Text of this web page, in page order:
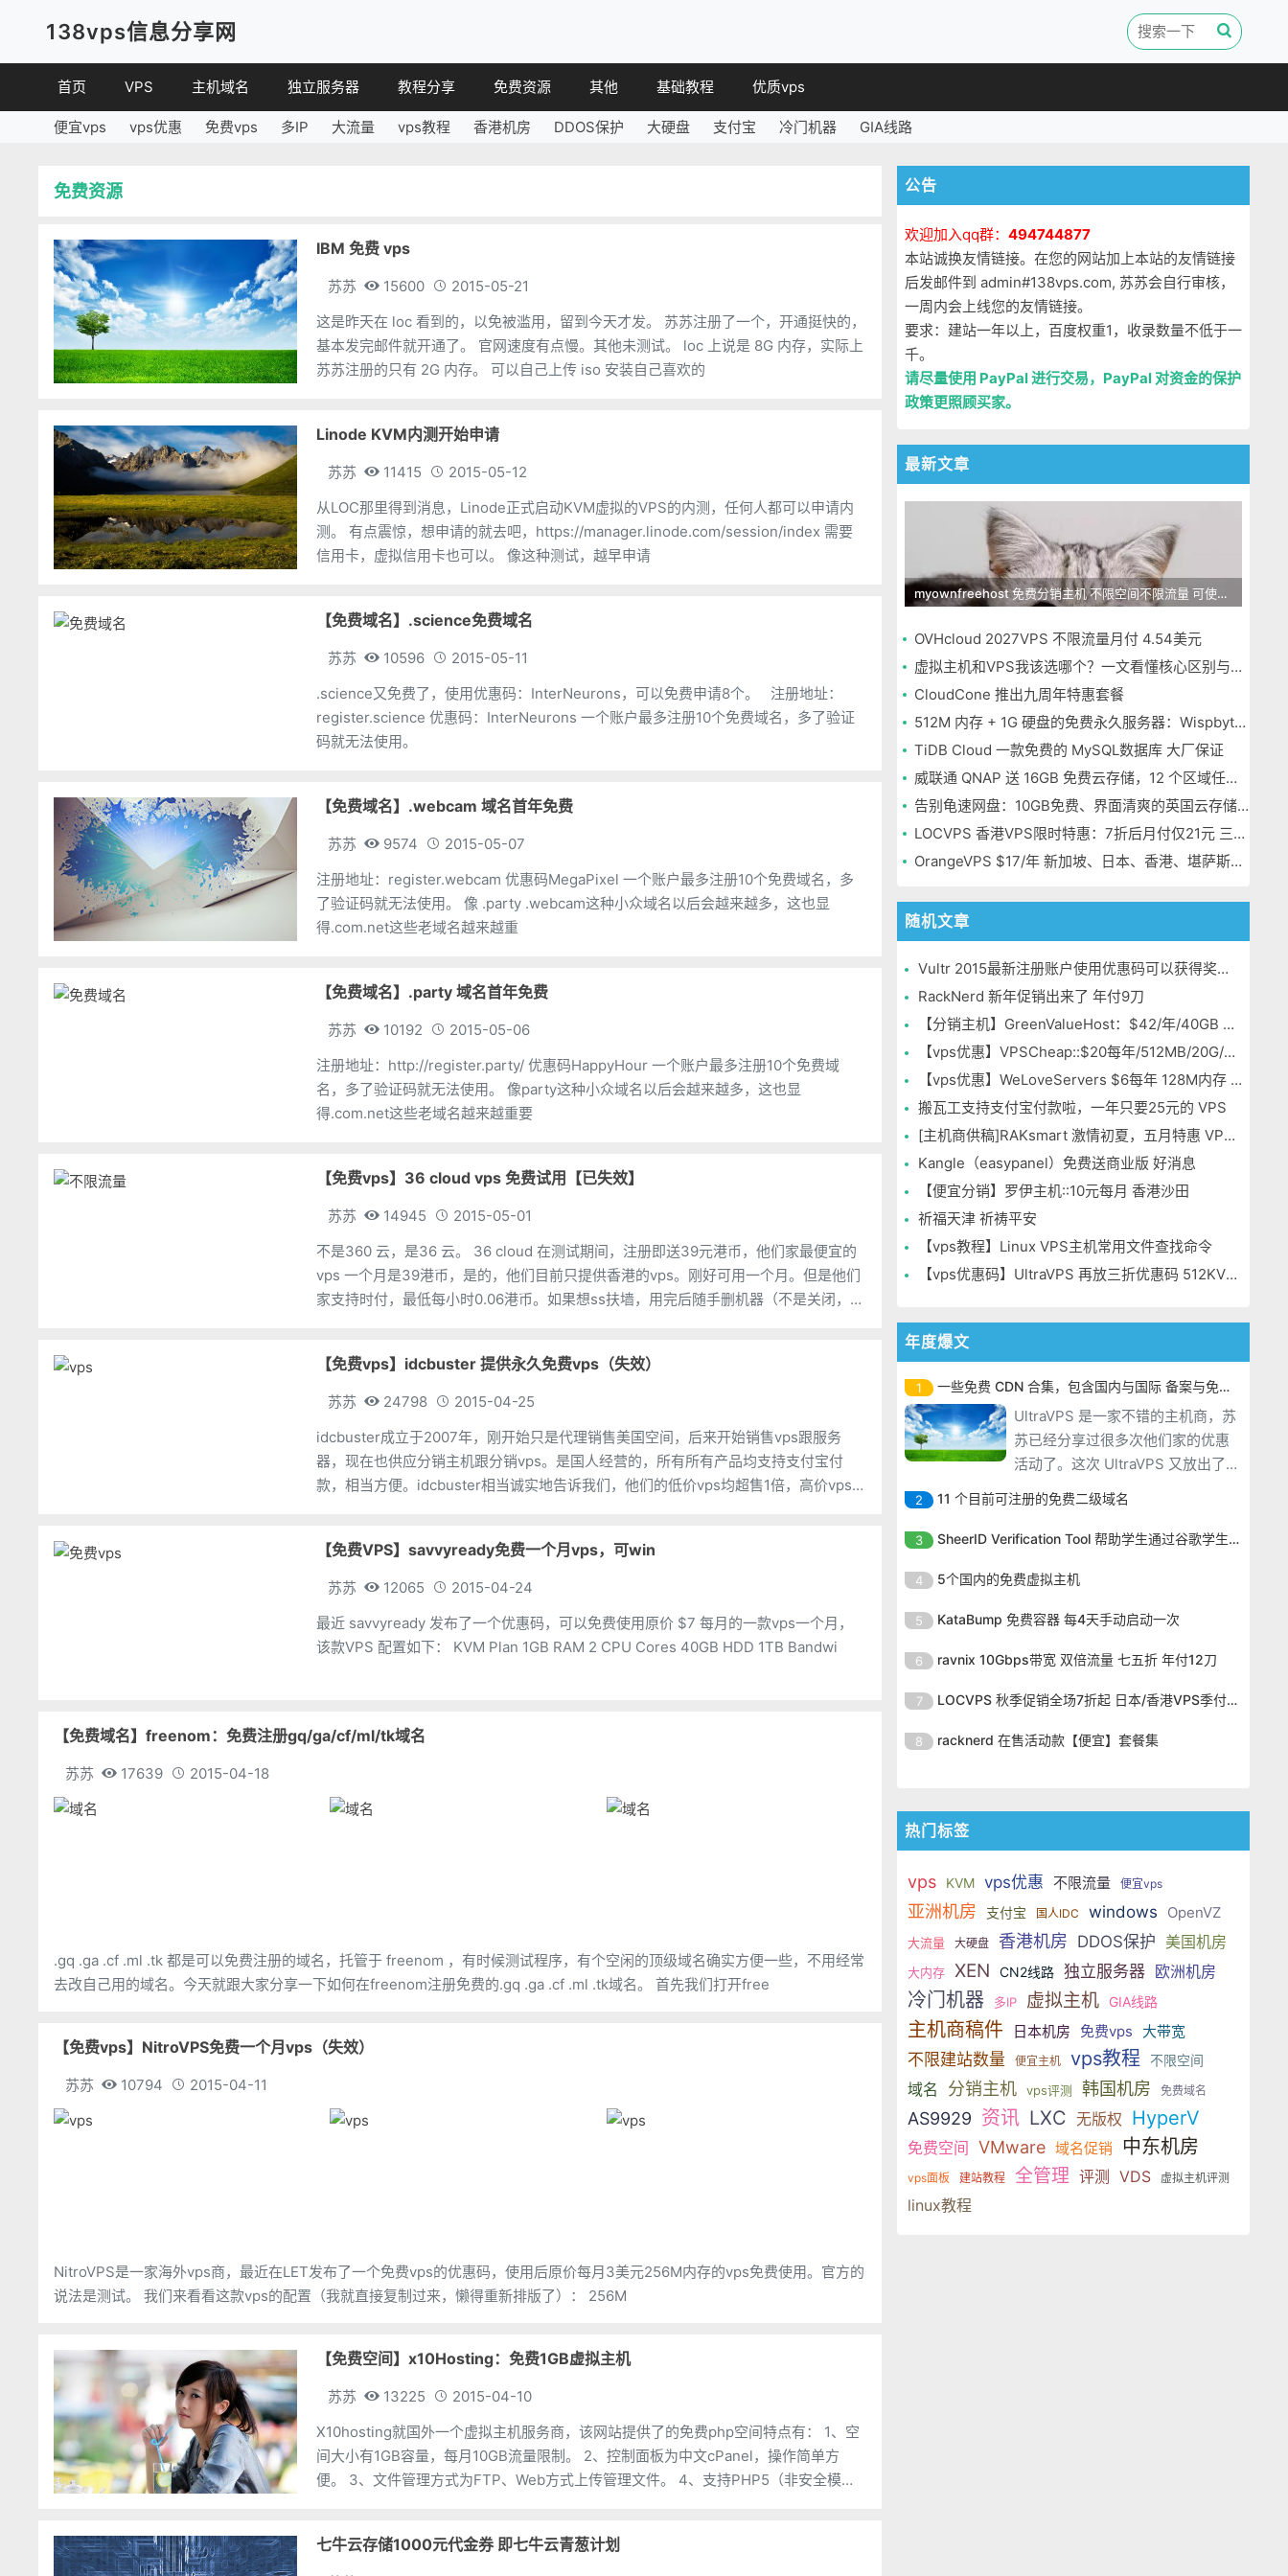
138vps信息分享网
首页 VPS
VPS优惠
VPS评测
主机域名
域名
独立服务器 教程分享
VPS教程
免费资源
免费空间
其他
简讯
基础教程 优质vps
便宜vps vps优惠 免费vps 多IP 大流量 vps教程 香港机房 DDOS保护 大硬盘 支付宝 冷门机器 GIA线路
免费资源
IBM 免费 vps
苏苏 15600
2015-05-21
这是昨天在 loc 看到的，以免被滥用，留到今天才发。 苏苏注册了一个，开通挺快的，
基本发完邮件就开通了。 官网速度有点慢。其他未测试。 loc 上说是 8G 内存，实际上
苏苏注册的只有 2G 内存。 可以自己上传 iso 安装自己喜欢的
Linode KVM内测开始申请
苏苏 11415
2015-05-12
从LOC那里得到消息，Linode正式启动KVM虚拟的VPS的内测，任何人都可以申请内
测。 有点震惊，想申请的就去吧，https://manager.linode.com/session/index 需要
信用卡，虚拟信用卡也可以。 像这种测试，越早申请
【免费域名】.science免费域名
苏苏 10596
2015-05-11
.science又免费了，使用优惠码：InterNeurons，可以免费申请8个。 注册地址：
register.science 优惠码：InterNeurons 一个账户最多注册10个免费域名，多了验证
码就无法使用。
【免费域名】.webcam 域名首年免费
苏苏 9574
2015-05-07
注册地址：register.webcam 优惠码MegaPixel 一个账户最多注册10个免费域名，多
了验证码就无法使用。 像 .party .webcam这种小众域名以后会越来越多，这也显
得.com.net这些老域名越来越重
【免费域名】.party 域名首年免费
苏苏 10192
2015-05-06
注册地址：http://register.party/ 优惠码HappyHour 一个账户最多注册10个免费域
名，多了验证码就无法使用。 像party这种小众域名以后会越来越多，这也显
得.com.net这些老域名越来越重要
【免费vps】36 cloud vps 免费试用【已失效】
苏苏 14945
2015-05-01
不是360 云，是36 云。 36 cloud 在测试期间，注册即送39元港币，他们家最便宜的
vps 一个月是39港币，是的，他们目前只提供香港的vps。刚好可用一个月。但是他们
家支持时付，最低每小时0.06港币。如果想ss扶墙，用完后随手删机器（不是关闭，删
【免费vps】idcbuster 提供永久免费vps（失效）
苏苏 24798
2015-04-25
idcbuster成立于2007年，刚开始只是代理销售美国空间，后来开始销售vps跟服务
器，现在也供应分销主机跟分销vps。是国人经营的，所有所有产品均支持支付宝付
款，相当方便。idcbuster相当诚实地告诉我们，他们的低价vps均超售1倍，高价vps
【免费VPS】savvyready免费一个月vps，可win
苏苏 12065
2015-04-24
最近 savvyready 发布了一个优惠码，可以免费使用原价 $7 每月的一款vps一个月，
该款VPS 配置如下： KVM Plan 1GB RAM 2 CPU Cores 40GB HDD 1TB Bandwi
【免费域名】freenom：免费注册gq/ga/cf/ml/tk域名
苏苏 17639 2015-04-18
.gq .ga .cf .ml .tk 都是可以免费注册的域名，托管于 freenom ，有时候测试程序，有个空闲的顶级域名确实方便一些，不用经常
去改自己用的域名。今天就跟大家分享一下如何在freenom注册免费的.gq .ga .cf .ml .tk域名。 首先我们打开free
【免费vps】NitroVPS免费一个月vps（失效）
苏苏 10794 2015-04-11
NitroVPS是一家海外vps商，最近在LET发布了一个免费vps的优惠码，使用后原价每月3美元256M内存的vps免费使用。官方的
说法是测试。 我们来看看这款vps的配置（我就直接复制过来，懒得重新排版了）： 256M
【免费空间】x10Hosting：免费1GB虚拟主机
苏苏 13225
2015-04-10
X10hosting就国外一个虚拟主机服务商，该网站提供了的免费php空间特点有： 1、空
间大小有1GB容量，每月10GB流量限制。 2、控制面板为中文cPanel，操作简单方
便。 3、文件管理方式为FTP、Web方式上传管理文件。 4、支持PHP5（非安全模
七牛云存储1000元代金券 即七牛云青葱计划
公告
欢迎加入qq群： 494744877
本站诚换友情链接。在您的网站加上本站的友情链接
后发邮件到 admin#138vps.com, 苏苏会自行审核，
一周内会上线您的友情链接。
要求：建站一年以上，百度权重1，收录数量不低于一
千。
请尽量使用 PayPal 进行交易，PayPal 对资金的保护
政策更照顾买家。
最新文章
myownfreehost 免费分销主机 不限空间不限流量 可使用免费域名申请
OVHcloud 2027VPS 不限流量月付 4.54美元
虚拟主机和VPS我该选哪个？一文看懂核心区别与选择指南
CloudCone 推出九周年特惠套餐
512M 内存 + 1G 硬盘的免费永久服务器：Wispbyte 上手
TiDB Cloud 一款免费的 MySQL数据库 大厂保证
威联通 QNAP 送 16GB 免费云存储，12 个区域任选，邮箱注册即可
告别龟速网盘：10GB免费、界面清爽的英国云存储Icedrive体验
LOCVPS 香港VPS限时特惠：7折后月付仅21元 三网优化BGP线路 可选原生IP
OrangeVPS $17/年 新加坡、日本、香港、堪萨斯机房
随机文章
Vultr 2015最新注册账户使用优惠码可以获得奖励20美元余额
RackNerd 新年促销出来了 年付9刀
【分销主机】GreenValueHost：$42/年/40GB SSD/1000GB/独立IP/无限SSL 多机房
【vps优惠】VPSCheap::$20每年/512MB/20G/SSD/无限 OpenVZ 芝加哥
【vps优惠】WeLoveServers $6每年 128M内存 1T流量
搬瓦工支持支付宝付款啦，一年只要25元的 VPS
[主机商供稿]RAKsmart 激情初夏，五月特惠 VPS年付低至163元 不限流量
Kangle（easypanel）免费送商业版 好消息
【便宜分销】罗伊主机::10元每月 香港沙田
祈福天津 祈祷平安
【vps教程】Linux VPS主机常用文件查找命令
【vps优惠码】UltraVPS 再放三折优惠码 512KVM年付12刀
年度爆文
1 一些免费 CDN 合集，包含国内与国际 备案与免备案
UltraVPS 是一家不错的主机商，苏
苏已经分享过很多次他们家的优惠
活动了。这次 UltraVPS 又放出了一
个三折优惠码，不同的是，没有双
IP 了，只有一个 IP，10刀双 IP 的
机器已经绝版了。 我们一起来看看
2 11 个目前可注册的免费二级域名
UltraVPS 是一家不错的主机商，苏
苏已经分享过很多次他们家的优惠
活动了。这次 UltraVPS 又放出了一
IP 了，只有一个 IP，10刀双 IP 的
这款 VPS 的配置： CPU：1 cores
3 SheerID Verification Tool 帮助学生通过谷歌学生计划免费获得 Gemini Advanced
UltraVPS 是一家不错的主机商，苏
苏已经分享过很多次他们家的优惠
活动了。这次 UltraVPS 又放出了一
IP 了，只有一个 IP，10刀双 IP 的
这款 VPS 的配置： CPU：1 cores
4 5个国内的免费虚拟主机
UltraVPS 是一家不错的主机商，苏
苏已经分享过很多次他们家的优惠
活动了。这次 UltraVPS 又放出了一
IP 了，只有一个 IP，10刀双 IP 的
这款 VPS 的配置： CPU：1 cores
5 KataBump 免费容器 每4天手动启动一次
UltraVPS 是一家不错的主机商，苏
苏已经分享过很多次他们家的优惠
活动了。这次 UltraVPS 又放出了一
IP 了，只有一个 IP，10刀双 IP 的
6 ravnix 10Gbps带宽 双倍流量 七五折 年付12刀
UltraVPS 是一家不错的主机商，苏
苏已经分享过很多次他们家的优惠
活动了。这次 UltraVPS 又放出了一
机器已经绝版了。 我们一起来看看
7 LOCVPS 秋季促销全场7折起 日本/香港VPS季付63元
UltraVPS 是一家不错的主机商，苏
苏已经分享过很多次他们家的优惠
机器已经绝版了。 我们一起来看看
8 racknerd 在售活动款【便宜】套餐集
活动了。这次 UltraVPS 又放出了一
机器已经绝版了。 我们一起来看看
这款 VPS 的配置： CPU：1 cores
热门标签
vps KVM vps优惠 不限流量 便宜vps
亚洲机房 支付宝 国人IDC windows OpenVZ
大流量 大硬盘 香港机房 DDOS保护 美国机房
大内存 XEN CN2线路 独立服务器 欧洲机房
冷门机器 多IP 虚拟主机 GIA线路
主机商稿件 日本机房 免费vps 大带宽
不限建站数量 便宜主机 vps教程 不限空间
域名 分销主机 vps评测 韩国机房 免费域名
AS9929 资讯 LXC 无版权 HyperV
免费空间 VMware 域名促销 中东机房
vps面板 建站教程 全管理 评测 VDS 虚拟主机评测
linux教程